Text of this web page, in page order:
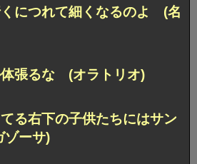
につれて細くなるのよ (名
体張るな (オラトリオ)
る右下の子供たちにはサン
ーサ)